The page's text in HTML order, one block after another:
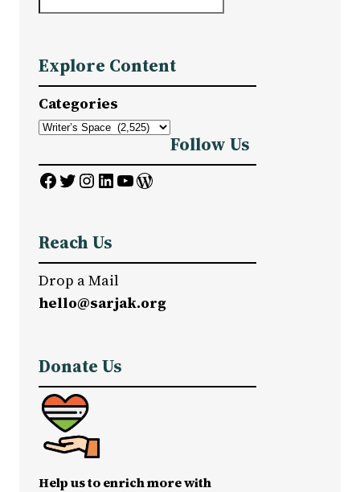
r
c
h
Explore Content
Categories
Follow Us
Facebook Twitter InstagramLinkedIn YouTube WordPress
Reach Us
Drop a Mail
hello@sarjak.org
Donate Us
Help us to enrich more with